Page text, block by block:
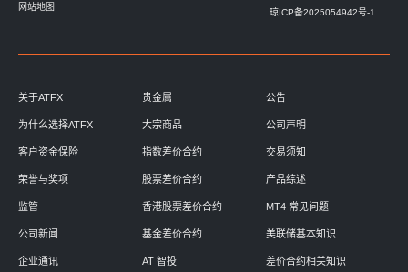
网站地图
琼ICP备2025054942号-1
关于ATFX
为什么选择ATFX
客户资金保险
荣誉与奖项
监管
公司新闻
企业通讯
贵金属
大宗商品
指数差价合约
股票差价合约
香港股票差价合约
基金差价合约
AT 智投
公告
公司声明
交易须知
产品综述
MT4 常见问题
美联储基本知识
差价合约相关知识